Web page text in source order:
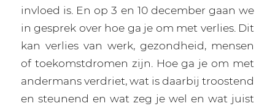
invloed is. En op 3 en 10 december gaan we
in gesprek over hoe ga je om met verlies. Dit
kan verlies van werk, gezondheid, mensen
of toekomstdromen zijn. Hoe ga je om met
andermans verdriet, wat is daarbij troostend
en steunend en wat zeg je wel en wat juist